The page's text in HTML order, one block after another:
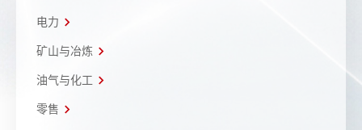
电力
矿山与冶炼
油气与化工
零售